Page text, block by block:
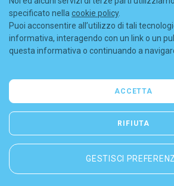
Spedizioni
Diritto di recesso
Codice sconto
FAQ
Contatti
Cookie policy-Privacy policy-Sitemap-
specificato nella cookie policy.
Puoi acconsentire all’utilizzo di tali
informativa, interagendo con un link o un
questa informativa o continuando a
GESTISCI
ACCETTA
RIFIUTA